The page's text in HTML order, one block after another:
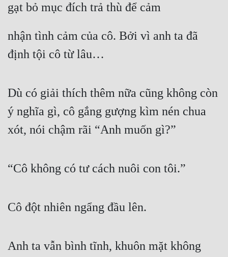
gạt bỏ mục đích trả thù để cảm
nhận tình cảm của cô. Bởi vì anh ta đã
định tội cô từ lâu…
Dù có giải thích thêm nữa cũng không còn
ý nghĩa gì, cô gắng gượng kìm nén chua
xót, nói chậm rãi “Anh muốn gì?”
“Cô không có tư cách nuôi con tôi.”
Cô đột nhiên ngẩng đầu lên.
Anh ta vẫn bình tĩnh, khuôn mặt không